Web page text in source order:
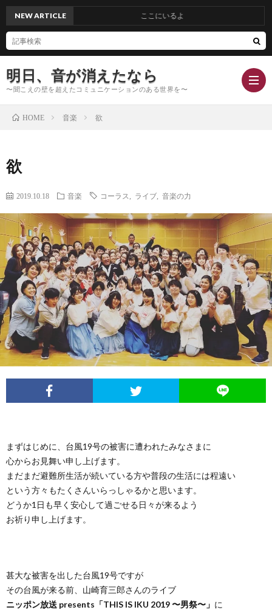
明日、音が消えたなら
〜聞こえの壁を超えたコミュニケーションのある世界を〜
Blog
NEW ARTICLE ここにいるよ
HOME 音楽 欲
欲
2019.10.18 音楽 コーラス ライブ 音楽の力
まずはじめに、台風19号の被害に遭われたみなさまに
心からお見舞い申し上げます。
まだまだ避難所生活が続いている方や普段の生活には程遠い
という方々もたくさんいらっしゃるかと思います。
どうか1日も早く安心して過ごせる日々が来るよう
お祈り申し上げます。
甚大な被害を出した台風19号ですが
その台風が来る前、山崎育三郎さんのライブ
ニッポン放送 presents「THIS IS IKU 2019 〜男祭〜」 に